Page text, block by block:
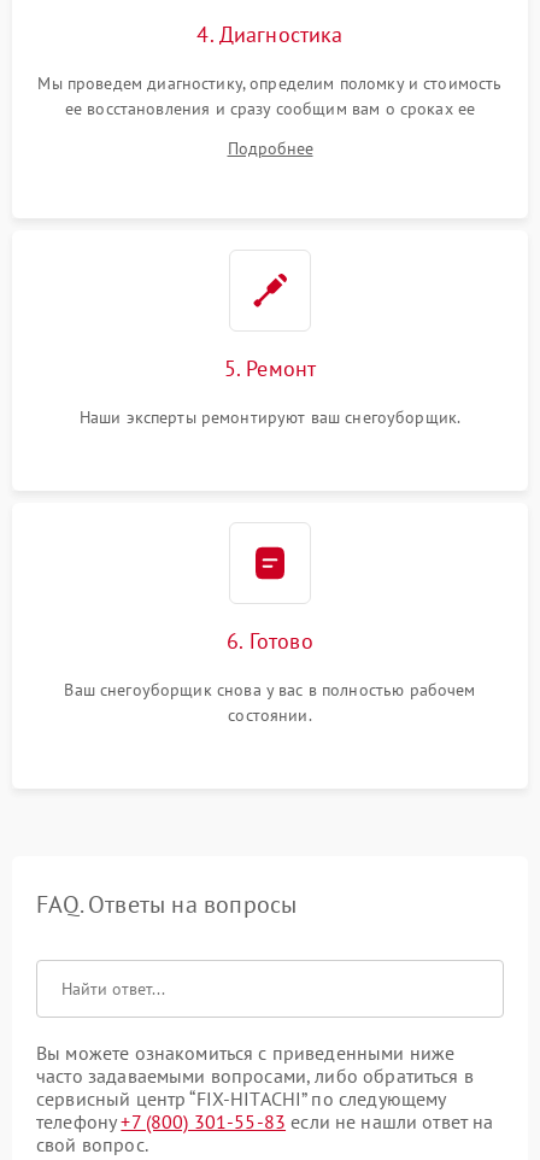
4. Диагностика
Мы проведем диагностику, определим поломку и стоимость
ее восстановления и сразу сообщим вам о сроках ее
Подробнее
5. Ремонт
Наши эксперты ремонтируют ваш снегоуборщик.
6. Готово
Ваш снегоуборщик снова у вас в полностью рабочем
состоянии.
FAQ. Ответы на вопросы
Вы можете ознакомиться с приведенными ниже
часто задаваемыми вопросами, либо обратиться в
сервисный центр “FIX-HITACHI” по следующему
телефону+7 (800) 301-55-83 если не нашли ответ на
свой вопрос.